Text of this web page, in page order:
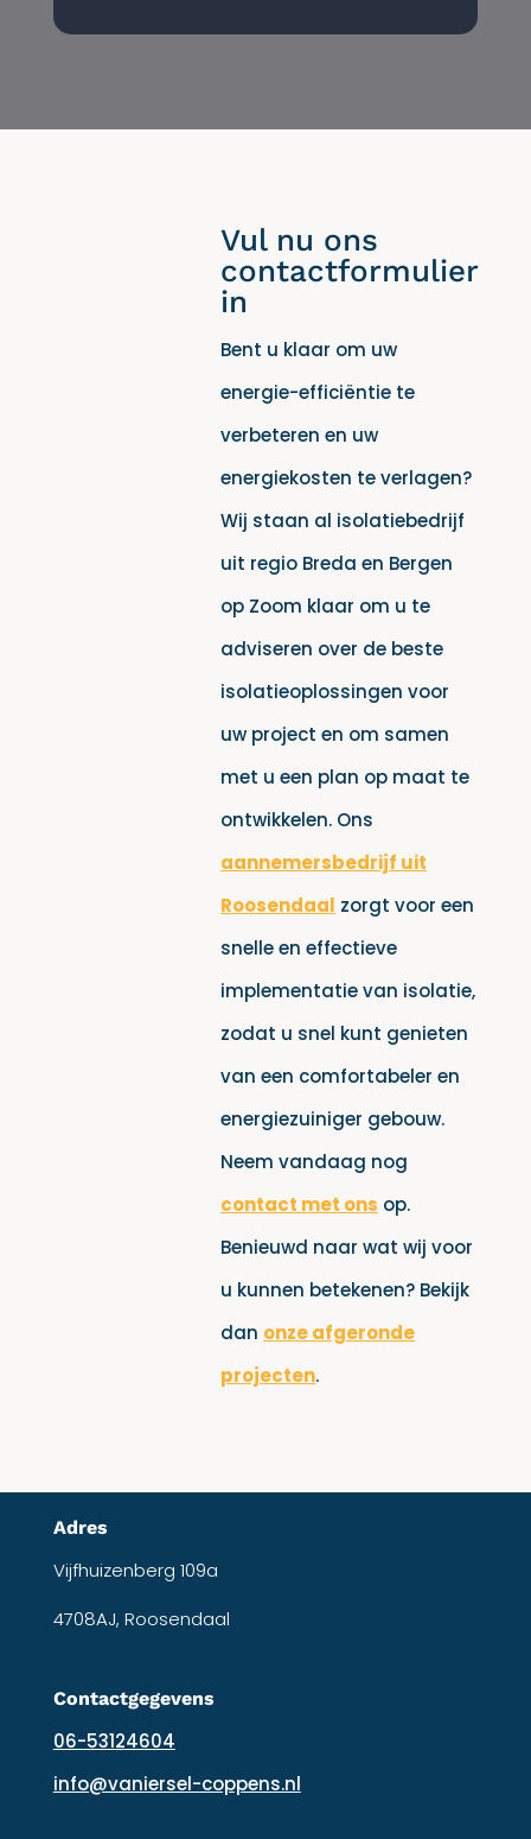
Vul nu ons
contactformulier
in
Bent u klaar om uw
energie-efficiëntie te
verbeteren en uw
energiekosten te verlagen?
Wij staan al isolatiebedrijf
uit regio Breda en Bergen
op Zoom klaar om u te
adviseren over de beste
isolatieoplossingen voor
uw project en om samen
met u een plan op maat te
ontwikkelen. Ons
aannemersbedrijf uit
Roosendaal zorgt voor een
snelle en effectieve
implementatie van isolatie,
zodat u snel kunt genieten
van een comfortabeler en
energiezuiniger gebouw.
Neem vandaag nog
contact met ons op.
Benieuwd naar wat wij voor
u kunnen betekenen? Bekijk
dan onze afgeronde
projecten.
Adres
Vijfhuizenberg 109a
4708AJ, Roosendaal
Contactgegevens
06-53124604
info@vaniersel-coppens.nl